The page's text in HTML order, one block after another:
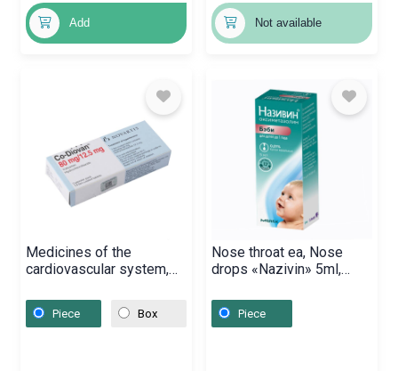
Add Not available
Medicines of the
cardiovascular system,
Իտալիա
Piece Box
Nose throat ea, Nose
drops «Nazivin» 5ml,
Piece